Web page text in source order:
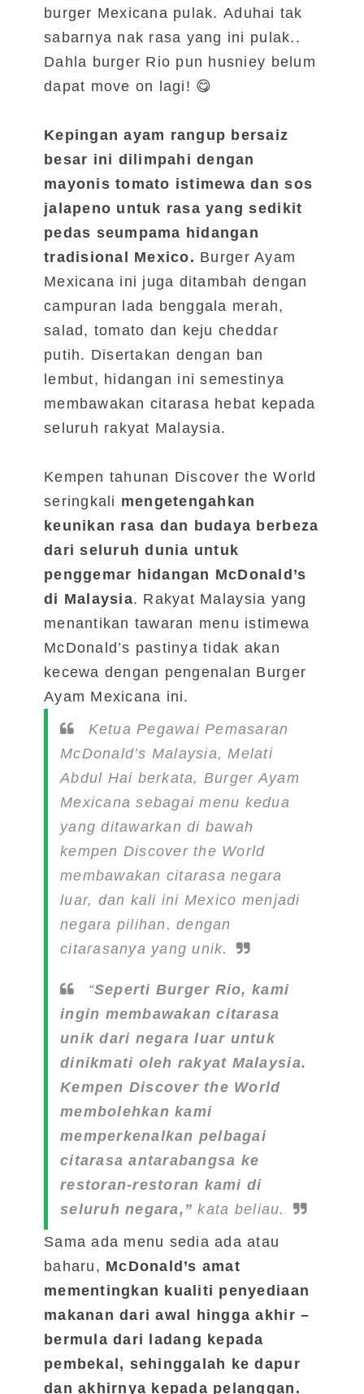
burger Mexicana pulak. Aduhai tak
sabarnya nak rasa yang ini pulak..
Dahla burger Rio pun husniey belum
dapat move on lagi! 😋
Kepingan ayam rangup bersaiz
besar ini dilimpahi dengan
mayonis tomato istimewa dan sos
jalapeno untuk rasa yang sedikit
pedas seumpama hidangan
tradisional Mexico. Burger Ayam
Mexicana ini juga ditambah dengan
campuran lada benggala merah,
salad, tomato dan keju cheddar
putih. Disertakan dengan ban
lembut, hidangan ini semestinya
membawakan citarasa hebat kepada
seluruh rakyat Malaysia.
Kempen tahunan Discover the World
seringkali mengetengahkan
keunikan rasa dan budaya berbeza
dari seluruh dunia untuk
penggemar hidangan McDonald’s
di Malaysia. Rakyat Malaysia yang
menantikan tawaran menu istimewa
McDonald’s pastinya tidak akan
kecewa dengan pengenalan Burger
Ayam Mexicana ini.
Ketua Pegawai Pemasaran
McDonald’s Malaysia, Melati
Abdul Hai berkata, Burger Ayam
Mexicana sebagai menu kedua
yang ditawarkan di bawah
kempen Discover the World
membawakan citarasa negara
luar, dan kali ini Mexico menjadi
negara pilihan, dengan
citarasanya yang unik.
“Seperti Burger Rio, kami
ingin membawakan citarasa
unik dari negara luar untuk
dinikmati oleh rakyat Malaysia.
Kempen Discover the World
membolehkan kami
memperkenalkan pelbagai
citarasa antarabangsa ke
restoran-restoran kami di
seluruh negara,” kata beliau.
Sama ada menu sedia ada atau
baharu, McDonald’s amat
mementingkan kualiti penyediaan
makanan dari awal hingga akhir –
bermula dari ladang kepada
pembekal, sehinggalah ke dapur
dan akhirnya kepada pelanggan.